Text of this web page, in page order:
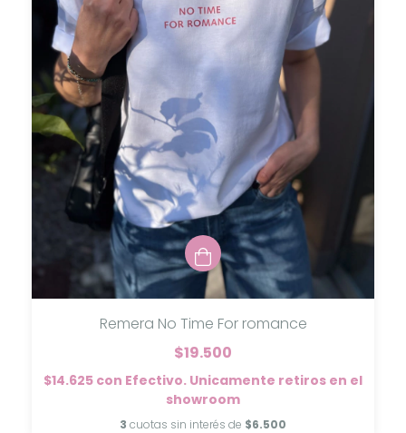
Remera No Time For romance
$19.500
$14.625 con Efectivo. Unicamente retiros en el
showroom
3 cuotas sin interés de $6.500